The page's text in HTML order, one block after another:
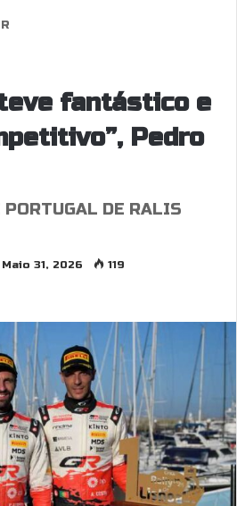
fantástico e
Pedro
PORTUGAL DE RALIS
Maio 31, 2026 119